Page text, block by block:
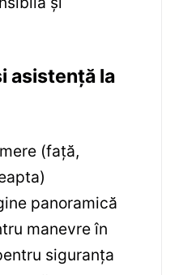
asistență la
(față,
panoramică
manevre în
siguranța